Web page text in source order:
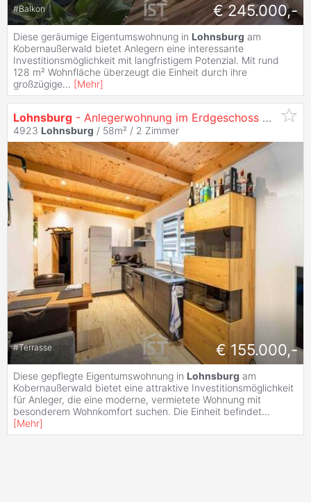
#Balkon € 245.000,-
Diese geräumige Eigentumswohnung in Lohnsburg am
Kobernaußerwald bietet Anlegern eine interessante
Investitionsmöglichkeit mit langfristigem Potenzial. Mit rund
128 m² Wohnfläche überzeugt die Einheit durch ihre
großzügige... [Mehr]
Lohnsburg - Anlegerwohnung im Erdgeschoss mit Terrasse - vermietet
4923 Lohnsburg / 58m² / 2 Zimmer
#Terrasse € 155.000,-
Diese gepflegte Eigentumswohnung in Lohnsburg am
Kobernaußerwald bietet eine attraktive Investitionsmöglichkeit
für Anleger, die eine moderne, vermietete Wohnung mit
besonderem Wohnkomfort suchen. Die Einheit befindet...
[Mehr]